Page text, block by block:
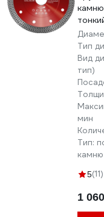
Тип
Вид
тип)
мин
Тип:
камню
5(11)
1